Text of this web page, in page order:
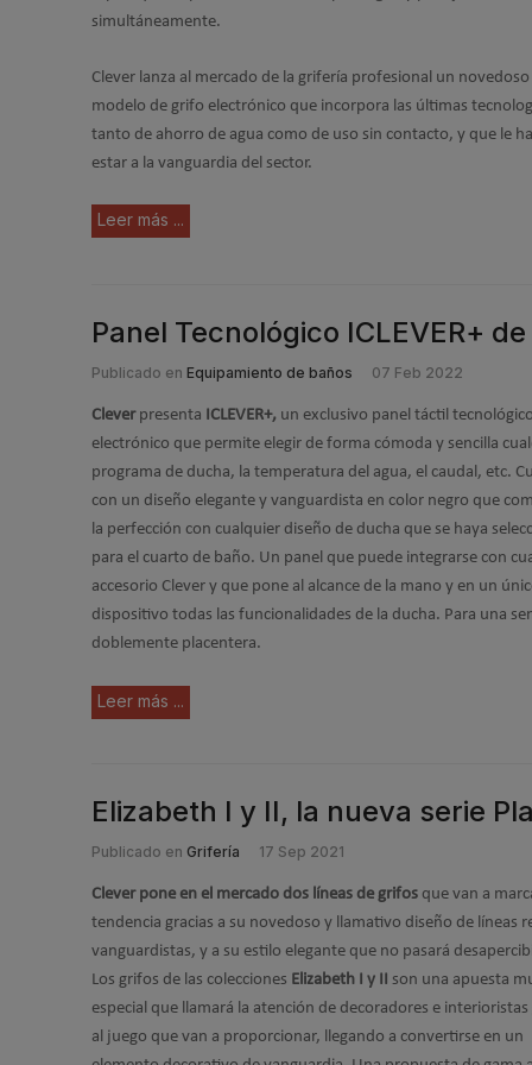
simultáneamente.
Clever lanza al mercado de la grifería profesional un novedoso
modelo de grifo electrónico que incorpora las últimas
tanto de ahorro de agua como de uso sin contacto, y que le
estar a la vanguardia del sector.
Leer más ...
Panel Tecnológico ICLEVER+
Publicado en Equipamiento de baños 07 Feb 2022
Cleverpresenta ICLEVER+, un exclusivo panel táctil tecnológico
electrónico que permite elegir de forma cómoda y sencilla
programa de ducha, la temperatura del agua, el caudal, etc.
con un diseño elegante y vanguardista en color negro que
la perfección con cualquier diseño de ducha que se haya
para el cuarto de baño. Un panel que puede integrarse con
accesorio Clever y que pone al alcance de la mano y en un
dispositivo todas las funcionalidades de la ducha. Para una
doblemente placentera.
Leer más ...
Elizabeth I y II, la nueva serie
Publicado en Grifería 17 Sep 2021
Clever pone en el mercado dos líneas de grifos que van a
tendencia gracias a su novedoso y llamativo diseño de líneas
vanguardistas, y a su estilo elegante que no pasará
Los grifos de las colecciones Elizabeth I y II son una apuesta
especial que llamará la atención de decoradores e interioristas
al juego que van a proporcionar, llegando a convertirse en un